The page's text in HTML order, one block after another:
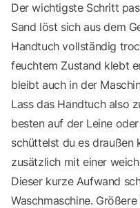
Der wichtigste Schritt
Sand löst sich aus dem
Handtuch vollständig
feuchtem Zustand klebt
bleibt auch in der
Lass das Handtuch also
besten auf der Leine
schüttelst du es draußen
zusätzlich mit einer
Dieser kurze Aufwand
Waschmaschine.